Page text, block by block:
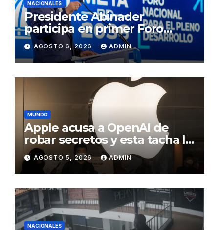
NACIONALES
Presidente Abinader
participa en primer Foro
Meta RD 2036 con miras a
impulsar el crecimiento
económico, fortalecer las
instituciones y elevar la
productividad
AGOSTO 6, 2026 ADMIN
MUNDO
Apple acusa a OpenAI de
robar secretos y esta tacha la
demanda de «agresiva y
personal»
AGOSTO 5, 2026 ADMIN
NACIONALES